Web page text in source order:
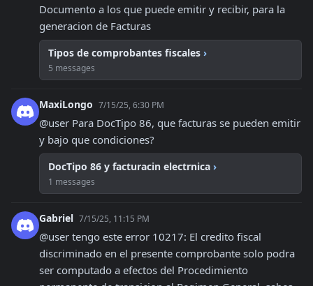
Documento a los que puede emitir y recibir, para la
generacion de Facturas
Tipos de comprobantes fiscales ›
5 messages
MaxiLongo 7/15/25, 6:30 PM
@user Para DocTipo 86, que facturas se pueden emitir
y bajo que condiciones?
DocTipo 86 y facturacin electrnica ›
1 messages
Gabriel 7/15/25, 11:15 PM
@user tengo este error 10217: El credito fiscal
discriminado en el presente comprobante solo podra
ser computado a efectos del Procedimiento